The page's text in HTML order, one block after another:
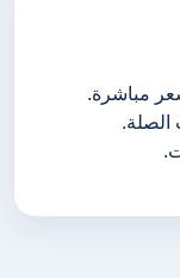
مباشرة.
الصلة.